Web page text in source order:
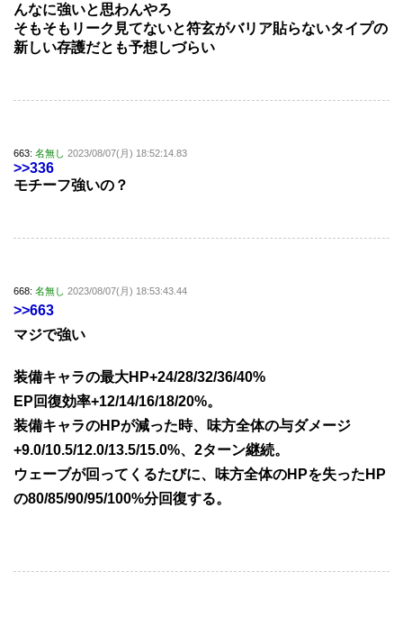
んなに強いと思わんやろ
そもそもリーク見てないと符玄がバリア貼らないタイプの
新しい存護だとも予想しづらい
663: 名無し 2023/08/07(月) 18:52:14.83
>>336
モチーフ強いの？
668: 名無し 2023/08/07(月) 18:53:43.44
>>663
マジで強い
装備キャラの最大HP+24/28/32/36/40%
EP回復効率+12/14/16/18/20%。
装備キャラのHPが減った時、味方全体の与ダメージ
+9.0/10.5/12.0/13.5/15.0%、2ターン継続。
ウェーブが回ってくるたびに、味方全体のHPを失ったHP
の80/85/90/95/100%分回復する。